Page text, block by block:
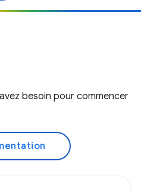
besoin pour commencer